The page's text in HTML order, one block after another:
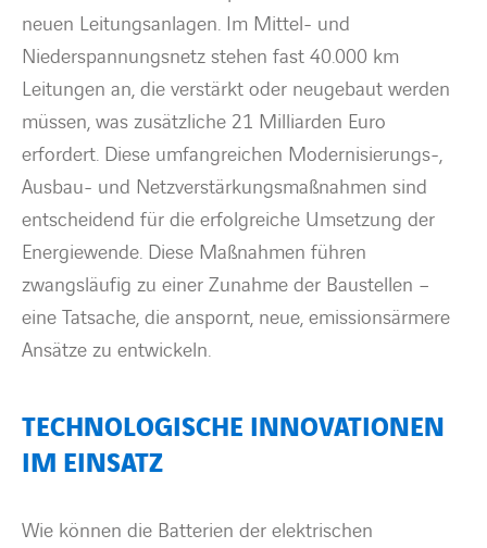
neuen Leitungsanlagen. Im Mittel- und
Niederspannungsnetz stehen fast 40.000 km
Leitungen an, die verstärkt oder neugebaut werden
müssen, was zusätzliche 21 Milliarden Euro
erfordert. Diese umfangreichen Modernisierungs-,
Ausbau- und Netzverstärkungsmaßnahmen sind
entscheidend für die erfolgreiche Umsetzung der
Energiewende. Diese Maßnahmen führen
zwangsläufig zu einer Zunahme der Baustellen –
eine Tatsache, die anspornt, neue, emissionsärmere
Ansätze zu entwickeln.
TECHNOLOGISCHE INNOVATIONEN
IM EINSATZ
Wie können die Batterien der elektrischen